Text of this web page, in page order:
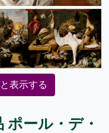
表示する
ポール・デ・